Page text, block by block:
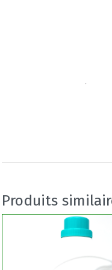
Produits